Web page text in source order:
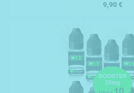
9,90 €